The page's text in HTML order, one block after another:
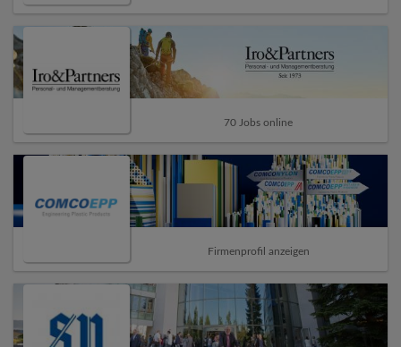
70 Jobs online
Firmenprofil anzeigen